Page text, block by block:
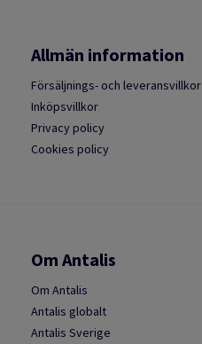
Allmän information
Försäljnings- och leveransvillkor
Inköpsvillkor
Privacy policy
Cookies policy
Om Antalis
Om Antalis
Antalis globalt
Antalis Sverige